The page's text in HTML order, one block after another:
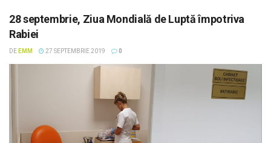
28 septembrie, Ziua Mondială de Luptă împotriva
Rabiei
DE EMM 27 SEPTEMBRIE 2019 0